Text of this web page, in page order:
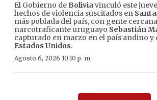
El Gobierno de Boliviavinculó este
hechos de violencia suscitados en
más poblada del país, con gente
narcotraficante uruguayo Sebastián
capturado en marzo en el país andino y
Estados Unidos.
Agosto 6, 2026 10:10 p. m.